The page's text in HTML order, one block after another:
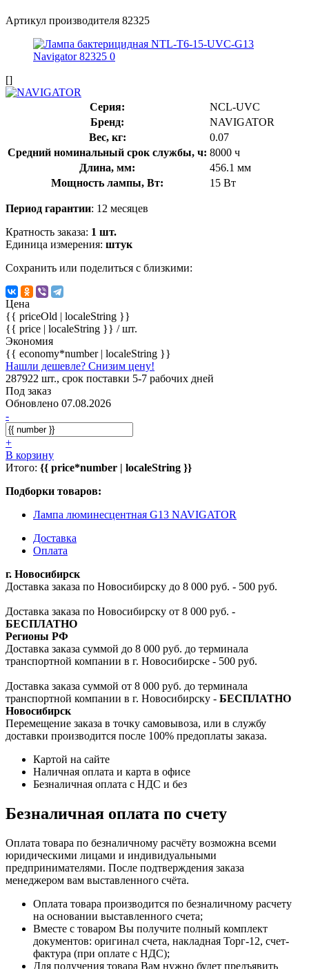
Артикул производителя 82325
[]
Серия:
NCL-UVC
Бренд:
NAVIGATOR
Вес, кг:
0.07
Средний номинальный срок службы, ч: 8000 ч
Длина, мм:
456.1 мм
Мощность лампы, Вт:
15 Вт
Период гарантии: 12 месяцев
Кратность заказа: 1 шт.
Единица измерения: штук
Сохранить или поделиться с близкими:
Цена
{{ priceOld | localeString }}
{{ price | localeString }} / шт.
Экономия
{{ economy*number | localeString }}
Нашли дешевле? Снизим цену!
287922 шт., срок поставки 5-7 рабочих дней
Под заказ
Обновлено 07.08.2026
-
+
В корзину
Итого: {{ price*number | localeString }}
Подборки товаров:
Лампа люминесцентная G13 NAVIGATOR
Доставка
Оплата
г. Новосибирск
Доставка заказа по Новосибирску до 8 000 руб. - 500 руб.
Доставка заказа по Новосибирску от 8 000 руб. -
БЕСПЛАТНО
Регионы РФ
Доставка заказа суммой до 8 000 руб. до терминала
транспортной компании в г. Новосибирске - 500 руб.
Доставка заказа суммой от 8 000 руб. до терминала
транспортной компании в г. Новосибирску - БЕСПЛАТНО
Новосибирск
Перемещение заказа в точку самовывоза, или в службу
доставки производится после 100% предоплаты заказа.
Картой на сайте
Наличная оплата и карта в офисе
Безналичная оплата с НДС и без
Безналичная оплата по счету
Оплата товара по безналичному расчёту возможна всеми
юридическими лицами и индивидуальными
предпринимателями. После подтверждения заказа
менеджером вам выставленного счёта.
Оплата товара производится по безналичному расчету
на основании выставленного счета;
Вместе с товаром Вы получите полный комплект
документов: оригинал счета, накладная Торг-12, счет-
фактура (при оплате с НДС);
Для получения товара Вам нужно будет предъявить